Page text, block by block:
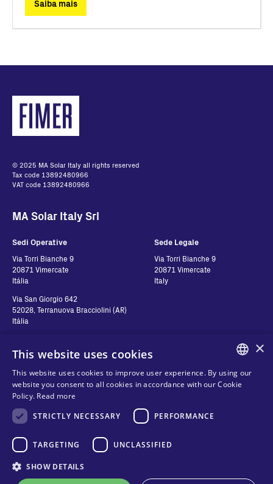
Saiba mais
© 2025 MA Solar Italy all rights reserved
Tax code 13892480966
VAT code 13892480966
MA Solar Italy Srl
Sedi Operative
Via Torri Bianche 9
20871 Vimercate
Itália
Via San Giorgio 642
52028, Terranuova Bracciolini (AR)
Itália
Sede Legale
Via Torri Bianche 9
20871 Vimercate
Italy
Contatos
Contact us
FAQ
Siga-nos
Política de Privacidade
Termos e Condições
ENGLISH
×
This website uses cookies
This website uses cookies to improve user experience. By using our
website you consent to all cookies in accordance with our Cookie
Policy. Read more
STRICTLY NECESSARY
PERFORMANCE
TARGETING UNCLASSIFIED
SHOW DETAILS